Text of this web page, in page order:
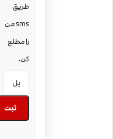
طریق
sms من
را مطلع
کن.
ثبت